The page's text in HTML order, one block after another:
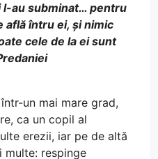
l-au subminat… pentru
află întru ei, și nimic
cele de la ei sunt
un mai mare grad,
ca un copil al
erezii, iar pe de altă
multe: respinge